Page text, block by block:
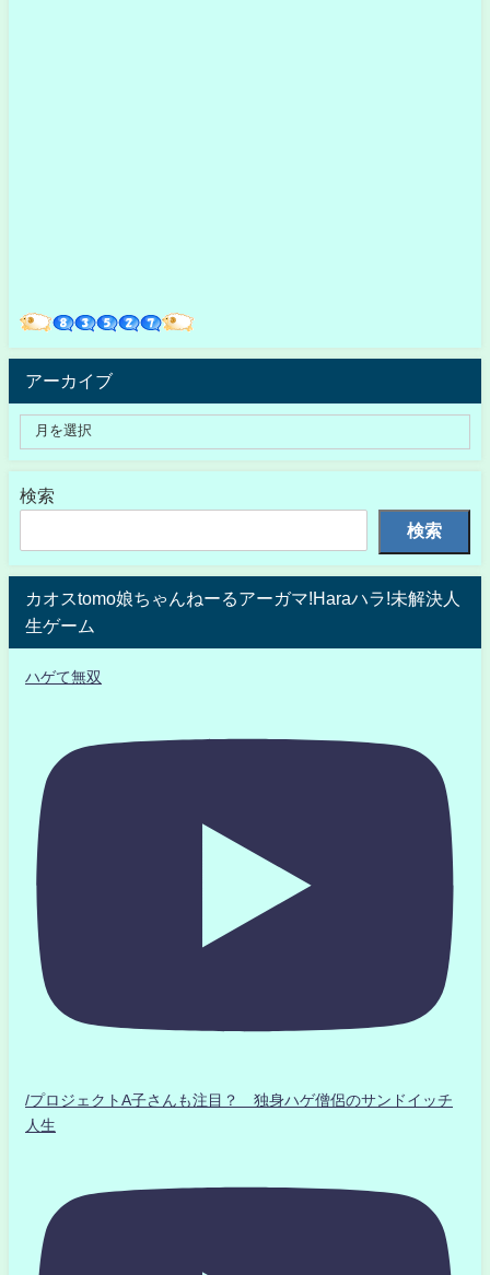
アーカイブ
検索
検索
カオスtomo娘ちゃんねーるアーガマ!Haraハラ!未解決人
生ゲーム
ハゲて無双
/プロジェクトA子さんも注目？ 独身ハゲ僧侶のサンドイッチ
人生